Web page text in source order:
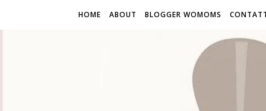
HOME ABOUT BLOGGER WOMOMS